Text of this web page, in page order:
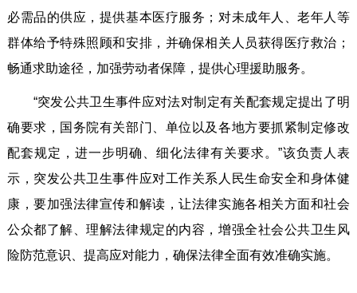
必需品的供应，提供基本医疗服务；对未成年人、老年人等
群体给予特殊照顾和安排，并确保相关人员获得医疗救治；
畅通求助途径，加强劳动者保障，提供心理援助服务。
“突发公共卫生事件应对法对制定有关配套规定提出了明
确要求，国务院有关部门、单位以及各地方要抓紧制定修改
配套规定，进一步明确、细化法律有关要求。”该负责人表
示，突发公共卫生事件应对工作关系人民生命安全和身体健
康，要加强法律宣传和解读，让法律实施各相关方面和社会
公众都了解、理解法律规定的内容，增强全社会公共卫生风
险防范意识、提高应对能力，确保法律全面有效准确实施。